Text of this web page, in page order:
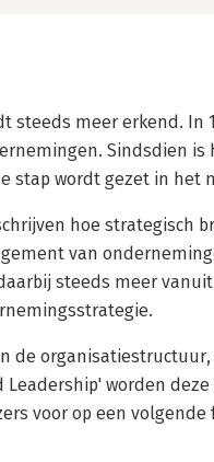
steeds meer erkend. In
Sindsdien
stap wordt gezet in het
hoe strategisch
van
steeds meer
de
worden
voor op een